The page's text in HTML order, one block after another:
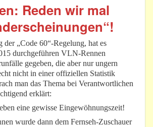
Reden wir mal
der „Code 60“-Regelung, hat es
durchgeführen VLN-Rennen
gegeben, die aber nur ungern
nicht in einer offiziellen Statistik
man das Thema bei Verantwortlichen
erklärt:
eine gewisse Eingewöhnungszeit!
wurde dann dem Fernseh-Zuschauer